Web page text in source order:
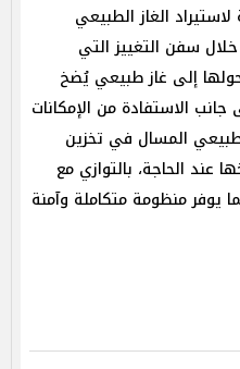
الغاز الطبيعي
سفن التغييز التي
إلى غاز طبيعي يُضخ
الاستفادة من الإمكانات
المسال في تخزين
عند الحاجة، بالتوازي مع
يوفر منظومة متكاملة وآمنة